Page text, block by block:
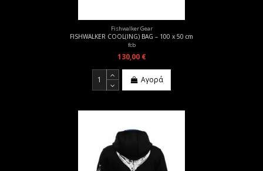
Fishwalker Gear
FISHWALKER COOL(ING) BAG – 100 x 50 cm
fcb
130,00 €
Αγορά